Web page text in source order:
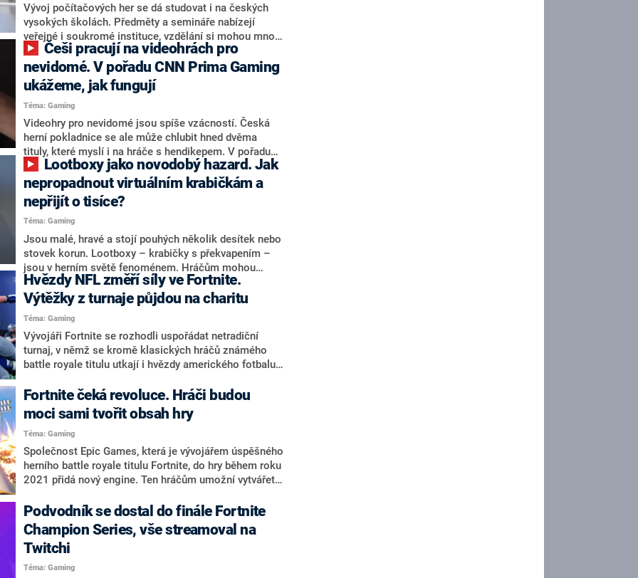
Vývoj počítačových her se dá studovat i na českých
vysokých školách. Předměty a semináře nabízejí
veřejné i soukromé instituce, vzdělání si mohou mnozí
doplnit i skrze kurzy herního vývoje. Ve finálním díle
herního pořadu CNN Prima Gaming se dozvíte, co
všechno studium obnáší. Všechny díly první série i
jednotlivé reportáže najdete ve webovém archivu na
adrese cnnprima.cz. Na další sezónu se můžete těšit
v září 2022.
nevidomé. V pořadu CNN Prima Gaming
ukážeme, jak fungují
Téma: Gaming
Videohry pro nevidomé jsou spíše vzácností. Česká
herní pokladnice se ale může chlubit hned dvěma
tituly, které myslí i na hráče s hendikepem. V pořadu
CNN Prima Gaming tuzemští autoři mimo jiné
vysvětlí, jak tyto konkrétní hry fungují v praxi a proč se
pustili do jejich tvorby. Herní pořad můžete sledovat
každou sobotu ve 22:20 na stanici CNN Prima NEWS i
na webových stránkách cnnprima.cz.
nepropadnout virtuálním krabičkám a
nepřijít o tisíce?
Téma: Gaming
Jsou malé, hravé a stojí pouhých několik desítek nebo
stovek korun. Lootboxy – krabičky s překvapením –
jsou v herním světě fenoménem. Hráčům mohou
pomoct získat cenné předměty pro jejich virtuální
postavu, vydavatelům a tvůrcům her zase přináší
obrovské zisky. Mechanika lootboxů je však podle
mnohých expertů problematická, protože se až příliš
podobá gamblingu. To potvrdila i adiktoložka Kristýna
Fišerová pro pořad CNN Prima Gaming, který můžete
sledovat každou sobotu ve 22:20 na CNN Prima
Hvězdy NFL změří síly ve Fortnite.
Výtěžky z turnaje půjdou na charitu
Téma: Gaming
Vývojáři Fortnite se rozhodli uspořádat netradiční
turnaj, v němž se kromě klasických hráčů známého
battle royale titulu utkají i hvězdy amerického fotbalu
osobnosti z Twitche. Finále turnaje Twitch Rivals
Streamer Bowl 2 proběhne 4. února. Veškeré výtěžky
půjdou na charitativní účely.
Fortnite čeká revoluce. Hráči budou
moci sami tvořit obsah hry
Téma: Gaming
Společnost Epic Games, která je vývojářem úspěšného
herního battle royale titulu Fortnite, do hry během roku
2021 přidá nový engine. Ten hráčům umožní vytvářet a
Podvodník se dostal do finále Fortnite
Champion Series, vše streamoval na
Twitchi
Téma: Gaming